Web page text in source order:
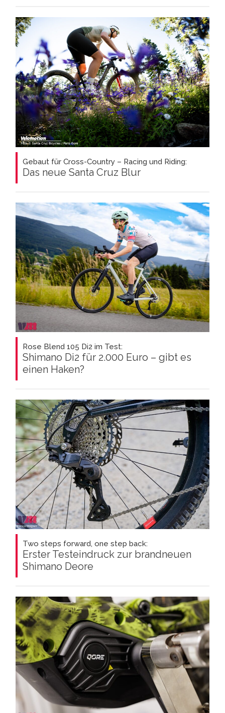
Gebaut für Cross-Country – Racing und Riding:
Das neue Santa Cruz Blur
Rose Blend 105 Di2 im Test:
Shimano Di2 für 2.000 Euro – gibt es
einen Haken?
Two steps forward, one step back:
Erster Testeindruck zur brandneuen
Shimano Deore